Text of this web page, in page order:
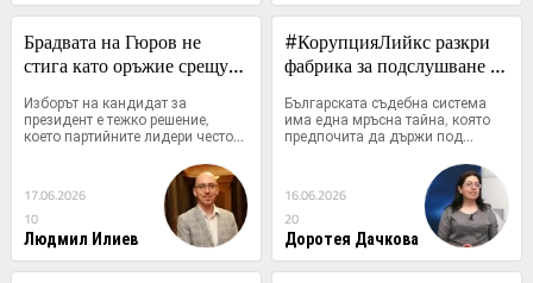
Брадвата на Гюров не
стига като оръжие срещу
Изборът на кандидат за
президент е тежко решение,
което партийните лидери често...
17.06.2026
10
Людмил Илиев
#КорупцияЛийкс разкри
фабрика за подслушване
Българската съдебна система
има една мръсна тайна, която
предпочита да държи под...
16.06.2026
20
Доротея Дачкова